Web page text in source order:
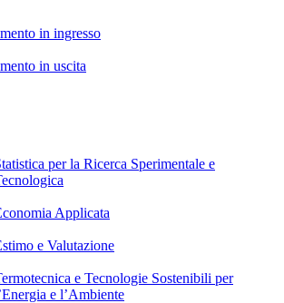
in ingresso
in uscita
per la Ricerca Sperimentale e
Applicata
e Valutazione
e Tecnologie Sostenibili per
e l’Ambiente